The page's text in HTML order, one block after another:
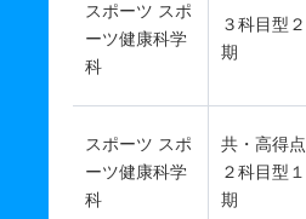
スポーツ スポ
ーツ健康科学
科
３科目型２
期
スポーツ スポ
ーツ健康科学
科
共・高得点
２科目型１
期